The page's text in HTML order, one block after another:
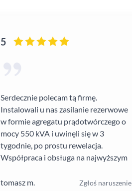
5
Serdecznie polecam tą firmę.
Instalowali u nas zasilanie rezerwowe
w formie agregatu prądotwórczego o
mocy 550 kVA i uwinęli się w 3
tygodnie, po prostu rewelacja.
Współpraca i obsługa na najwyższym
tomasz m.
Zgłoś naruszenie